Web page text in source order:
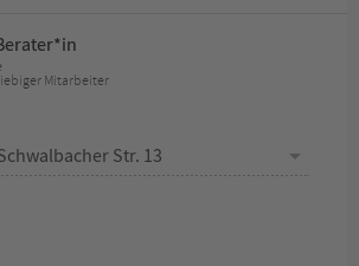
Mitarbeiter